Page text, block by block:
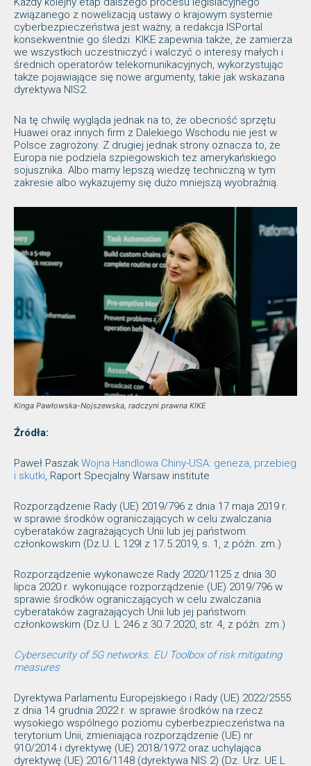
związanego z nowelizacją ustawy o krajowym systemie
cyberbezpieczeństwa jest ważny, a redakcja ISPortal
konsekwentnie go śledzi. KIKE zapewnia także, że zamierza
we wszystkich uczestniczyć i walczyć o interesy małych i
średnich operatorów telekomunikacyjnych, wykorzystując
także pojawiające się nowe argumenty, takie jak wskazana
dyrektywa NIS2.
Na tę chwilę wygląda jednak na to, że obecność sprzętu
Huawei oraz innych firm z Dalekiego Wschodu nie jest w
Polsce zagrożony. Z drugiej jednak strony oznacza to, że
Europa nie podziela szpiegowskich tez amerykańskiego
sojusznika. Albo mamy lepszą wiedzę techniczną w tym
zakresie albo wykazujemy się dużo mniejszą wyobraźnią.
Kinga Pawłowska-Nojszewska, radczyni prawna KIKE
Źródła:
Paweł Paszak Wojna Handlowa Chiny-USA: geneza, przebieg
i skutki, Raport Specjalny Warsaw institute
Rozporządzenie Rady (UE) 2019/796 z dnia 17 maja 2019 r.
w sprawie środków ograniczających w celu zwalczania
cyberataków zagrażających Unii lub jej państwom
członkowskim (Dz.U. L 129I z 17.5.2019, s. 1, z późn. zm.)
Rozporządzenie wykonawcze Rady 2020/1125 z dnia 30
lipca 2020 r. wykonujące rozporządzenie (UE) 2019/796 w
sprawie środków ograniczających w celu zwalczania
cyberataków zagrażających Unii lub jej państwom
członkowskim (Dz.U. L 246 z 30.7.2020, str. 4, z późn. zm.)
Cybersecurity of 5G networks. EU Toolbox of risk mitigating
measures
Dyrektywa Parlamentu Europejskiego i Rady (UE) 2022/2555
z dnia 14 grudnia 2022 r. w sprawie środków na rzecz
wysokiego wspólnego poziomu cyberbezpieczeństwa na
terytorium Unii, zmieniająca rozporządzenie (UE) nr
910/2014 i dyrektywę (UE) 2018/1972 oraz uchylająca
dyrektywę (UE) 2016/1148 (dyrektywa NIS 2) (Dz. Urz. UE L